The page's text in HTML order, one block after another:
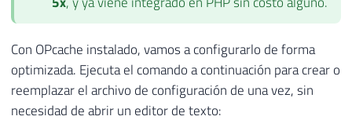
Con OPcache instalado, vamos a configurarlo de forma
optimizada. Ejecuta el comando a continuación para crear o
reemplazar el archivo de configuración de una vez, sin
necesidad de abrir un editor de texto: